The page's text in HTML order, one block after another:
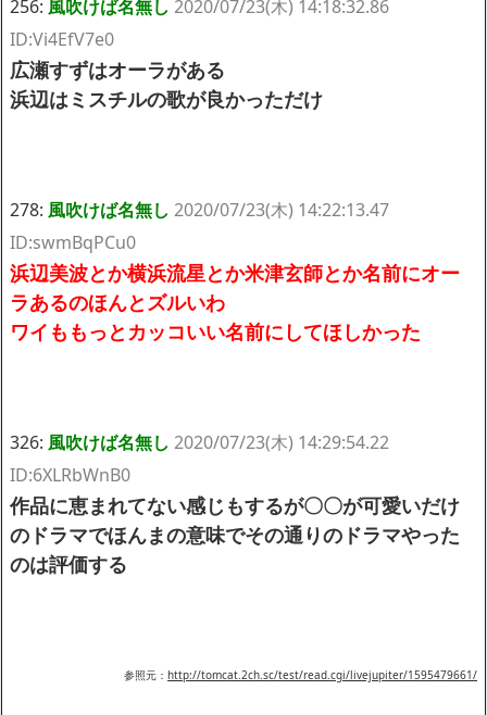
256: 風吹けば名無し 2020/07/23(木) 14:18:32.86
ID:Vi4EfV7e0
広瀬すずはオーラがある
浜辺はミスチルの歌が良かっただけ
278: 風吹けば名無し 2020/07/23(木) 14:22:13.47
ID:swmBqPCu0
浜辺美波とか横浜流星とか米津玄師とか名前にオー
ラあるのほんとズルいわ
ワイももっとカッコいい名前にしてほしかった
326: 風吹けば名無し 2020/07/23(木) 14:29:54.22
ID:6XLRbWnB0
作品に恵まれてない感じもするが〇〇が可愛いだけ
のドラマでほんまの意味でその通りのドラマやった
のは評価する
参照元： http://tomcat.2ch.sc/test/read.cgi/livejupiter/1595479661/